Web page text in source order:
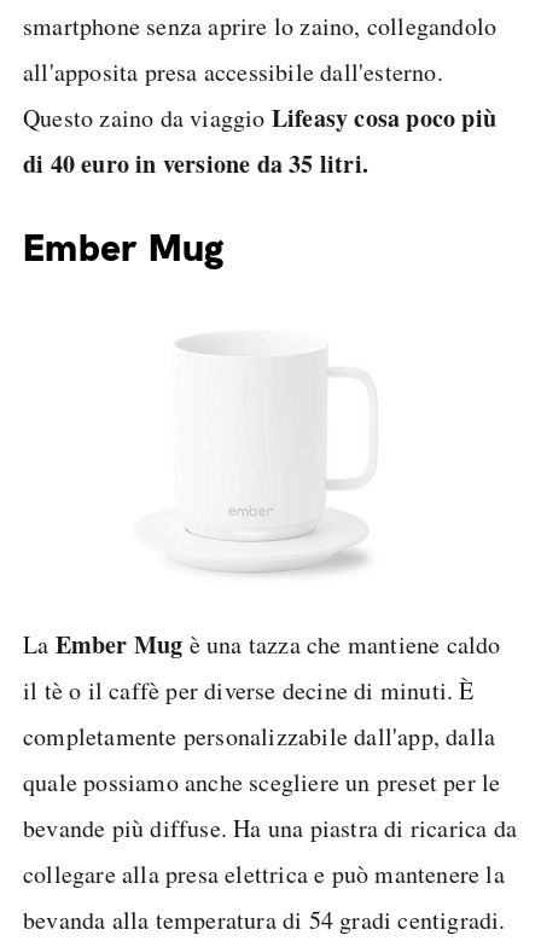
smartphone senza aprire lo zaino, collegandolo
all'apposita presa accessibile dall'esterno.
Questo zaino da viaggio Lifeasy cosa poco più
di 40 euro in versione da 35 litri.
Ember Mug
La Ember Mug è una tazza che mantiene caldo
il tè o il caffè per diverse decine di minuti. È
completamente personalizzabile dall'app, dalla
quale possiamo anche scegliere un preset per le
bevande più diffuse. Ha una piastra di ricarica da
collegare alla presa elettrica e può mantenere la
bevanda alla temperatura di 54 gradi centigradi.